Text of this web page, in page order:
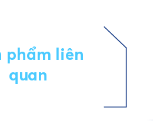
phẩm liên
quan